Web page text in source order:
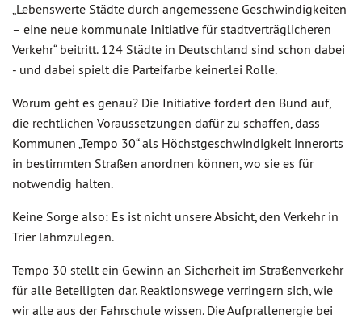
„Lebenswerte Städte durch angemessene Geschwindigkeiten
– eine neue kommunale Initiative für stadtverträglicheren
Verkehr“ beitritt. 124 Städte in Deutschland sind schon dabei
- und dabei spielt die Parteifarbe keinerlei Rolle.
Worum geht es genau? Die Initiative fordert den Bund auf,
die rechtlichen Voraussetzungen dafür zu schaffen, dass
Kommunen „Tempo 30“ als Höchstgeschwindigkeit innerorts
in bestimmten Straßen anordnen können, wo sie es für
notwendig halten.
Keine Sorge also: Es ist nicht unsere Absicht, den Verkehr in
Trier lahmzulegen.
Tempo 30 stellt ein Gewinn an Sicherheit im Straßenverkehr
für alle Beteiligten dar. Reaktionswege verringern sich, wie
wir alle aus der Fahrschule wissen. Die Aufprallenergie bei